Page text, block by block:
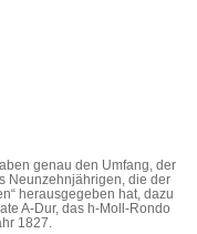
genau den Umfang, der
Neunzehnjährigen, die der
herausgegeben hat, dazu
A-Dur, das h-Moll-Rondo
1827.